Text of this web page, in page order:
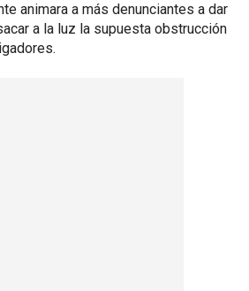
animara a más denunciantes a dar
a la luz la supuesta obstrucción